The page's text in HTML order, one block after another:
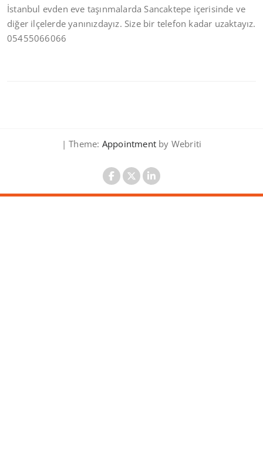
İstanbul evden eve taşınmalarda Sancaktepe içerisinde ve
diğer ilçelerde yanınızdayız. Size bir telefon kadar uzaktayız.
05455066066
| Theme: Appointmentby Webriti